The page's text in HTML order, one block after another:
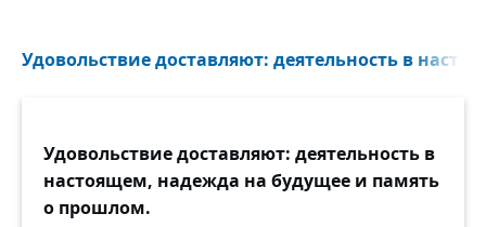
Удовольствие доставляют: деятельность в
Удовольствие доставляют: деятельность в
настоящем, надежда на будущее и память
о прошлом.